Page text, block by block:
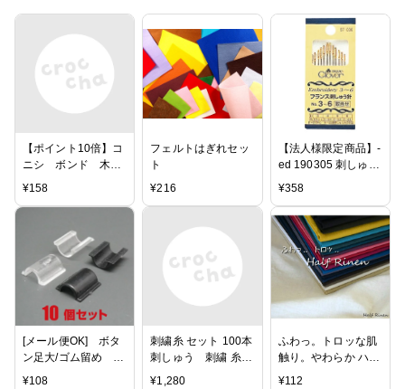
【ポイント10倍】コ
ニシ ボンド 木工
用 50g
¥158
フェルトはぎれセッ
ト
¥216
【法人様限定商品】-
ed 190305 刺しゅう
針セット 3〜6号 メ
【教育・福祉】
¥358
[メール便OK] ボタ
ン足大/ゴム留め 10
個セット（釦足/手作
¥108
刺繍糸 セット 100本
刺しゅう 刺繍 糸セ
ット ミサンガ 糸
¥1,280
ふわっ。トロッな肌
触り。やわらか ハー
フリネン /生地/布/麻/
¥112